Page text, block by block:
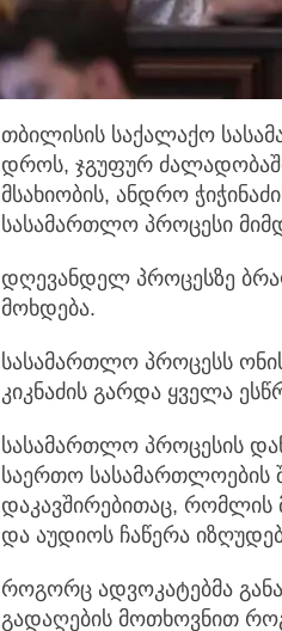
თბილისის საქალაქო
დროს, ჯგუფურ
მსახიობის, ანდრო
სასამართლო პროცესი
დღევანდელ პროცესზე
მოხდება.
სასამართლო პროცესს
კიკნაძის გარდა ყველა
სასამართლო პროცესის
საერთო სასამართლოების
დაკავშირებითაც,
და აუდიოს ჩაწერა
როგორც ადვოკატებმა
გადაღების მოთხოვნით